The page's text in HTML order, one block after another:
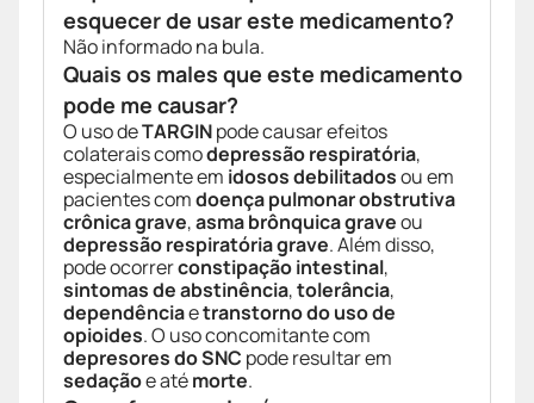
esquecer de usar este medicamento?
Não informado na bula.
Quais os males que este medicamento
pode me causar?
O uso deTARGINpode causar efeitos
colaterais comodepressão respiratória,
especialmente em idosos debilitadosou em
pacientes comdoença pulmonar obstrutiva
crônica grave,asma brônquica graveou
depressão respiratória grave. Além disso,
pode ocorrerconstipação intestinal,
sintomas de abstinência,tolerância,
dependênciaetranstorno do uso de
opioides. O uso concomitante com
depresores do SNC pode resultar em
sedaçãoe atémorte.